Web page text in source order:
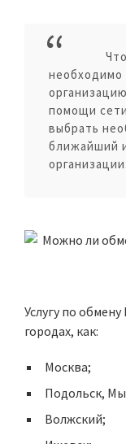
необходимо
помощи
выбрать
ближайший
организации.
Услугу по
городах, как:
Москва;
Подольск,
Волжский;